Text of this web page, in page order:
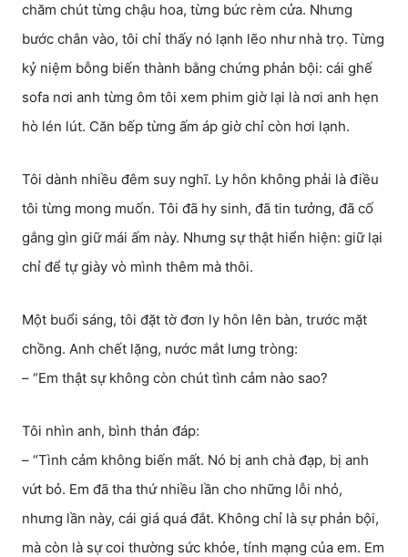
chăm chút từng chậu hoa, từng bức rèm cửa. Nhưng
bước chân vào, tôi chỉ thấy nó lạnh lẽo như nhà trọ. Từng
kỷ niệm bỗng biến thành bằng chứng phản bội: cái ghế
sofa nơi anh từng ôm tôi xem phim giờ lại là nơi anh hẹn
hò lén lút. Căn bếp từng ấm áp giờ chỉ còn hơi lạnh.
Tôi dành nhiều đêm suy nghĩ. Ly hôn không phải là điều
tôi từng mong muốn. Tôi đã hy sinh, đã tin tưởng, đã cố
gắng gìn giữ mái ấm này. Nhưng sự thật hiển hiện: giữ lại
chỉ để tự giày vò mình thêm mà thôi.
Một buổi sáng, tôi đặt tờ đơn ly hôn lên bàn, trước mặt
chồng. Anh chết lặng, nước mắt lưng tròng:
– “Em thật sự không còn chút tình cảm nào sao?
Tôi nhìn anh, bình thản đáp:
– “Tình cảm không biến mất. Nó bị anh chà đạp, bị anh
vứt bỏ. Em đã tha thứ nhiều lần cho những lỗi nhỏ,
nhưng lần này, cái giá quá đắt. Không chỉ là sự phản bội,
mà còn là sự coi thường sức khỏe, tính mạng của em. Em